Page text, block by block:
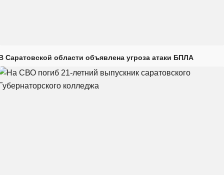
Саратовской области объявлена угроза атаки БПЛА